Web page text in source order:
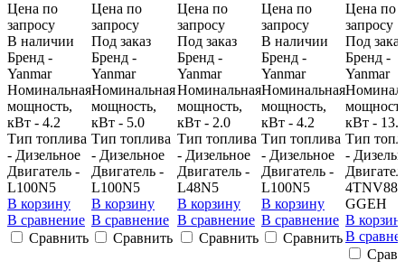
Цена по
запросу
В наличии
Бренд -
Yanmar
Номинальная
мощность,
кВт - 4.2
Тип топлива
- Дизельное
Двигатель -
L100N5
В корзину
В сравнение
Сравнить
Цена по
запросу
Под заказ
Бренд -
Yanmar
Номинальная
мощность,
кВт - 5.0
Тип топлива
- Дизельное
Двигатель -
L100N5
В корзину
В сравнение
Сравнить
Цена по
запросу
Под заказ
Бренд -
Yanmar
Номинальная
мощность,
кВт - 2.0
Тип топлива
- Дизельное
Двигатель -
L48N5
В корзину
В сравнение
Сравнить
Цена по
запросу
В наличии
Бренд -
Yanmar
Номинальная
мощность,
кВт - 4.2
Тип топлива
- Дизельное
Двигатель -
L100N5
В корзину
В сравнение
Сравнить
Цена по
запросу
Под заказ
Бренд -
Yanmar
кВт - 13.7
Тип
-
4TNV88-
GGEH
В
В